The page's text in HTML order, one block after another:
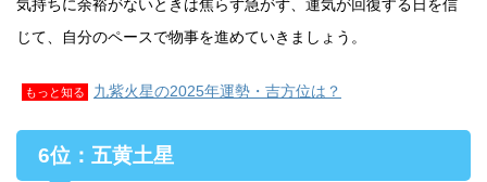
気持ちに余裕がないときは焦らず急がず、運気が回復する日を信
じて、自分のペースで物事を進めていきましょう。
もっと知る 九紫火星の2025年運勢・吉方位は？
6位：五黄土星